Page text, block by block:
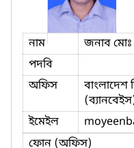
নাম
জনাব
পদবি
অফিস
বাংলাদেশ
ইমেইল
ফোন (অফিস)